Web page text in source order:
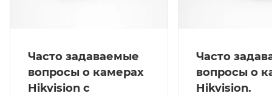
Часто задаваемые
вопросы о камерах
Hikvision с
Часто
вопросы о
Hikvision.